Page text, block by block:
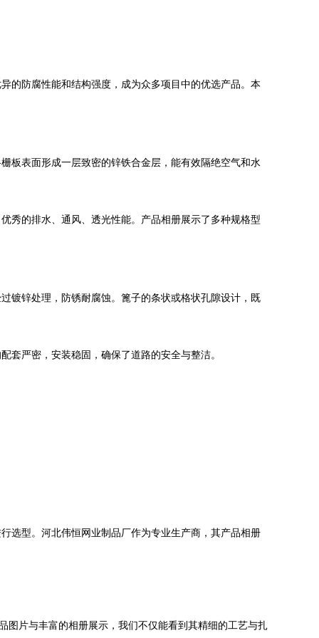
的防腐性能和结构强度，成为众多项目中的优选产品。本
板表面形成一层致密的锌铁合金层，能有效隔绝空气和水
秀的排水、通风、透光性能。产品相册展示了多种规格型
镀锌处理，防锈耐腐蚀。篦子的条状或格状孔隙设计，既
套严密，安装稳固，确保了道路的安全与整洁。
选型。河北伟恒网业制品厂作为专业生产商，其产品相册
图片与丰富的相册展示，我们不仅能看到其精细的工艺与扎